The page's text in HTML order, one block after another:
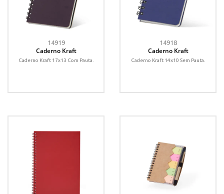
14919
Caderno Kraft
Caderno Kraft 17x13 Com Pauta.
14918
Caderno Kraft
Caderno Kraft 14x10 Sem Pauta.